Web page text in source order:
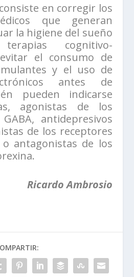
en corregir los
que generan
la higiene del sueño
cognitivo-
el consumo de
y el uso de
antes de
pueden indicarse
agonistas de los
antidepresivos
de los receptores
antagonistas de los
Ricardo Ambrosio